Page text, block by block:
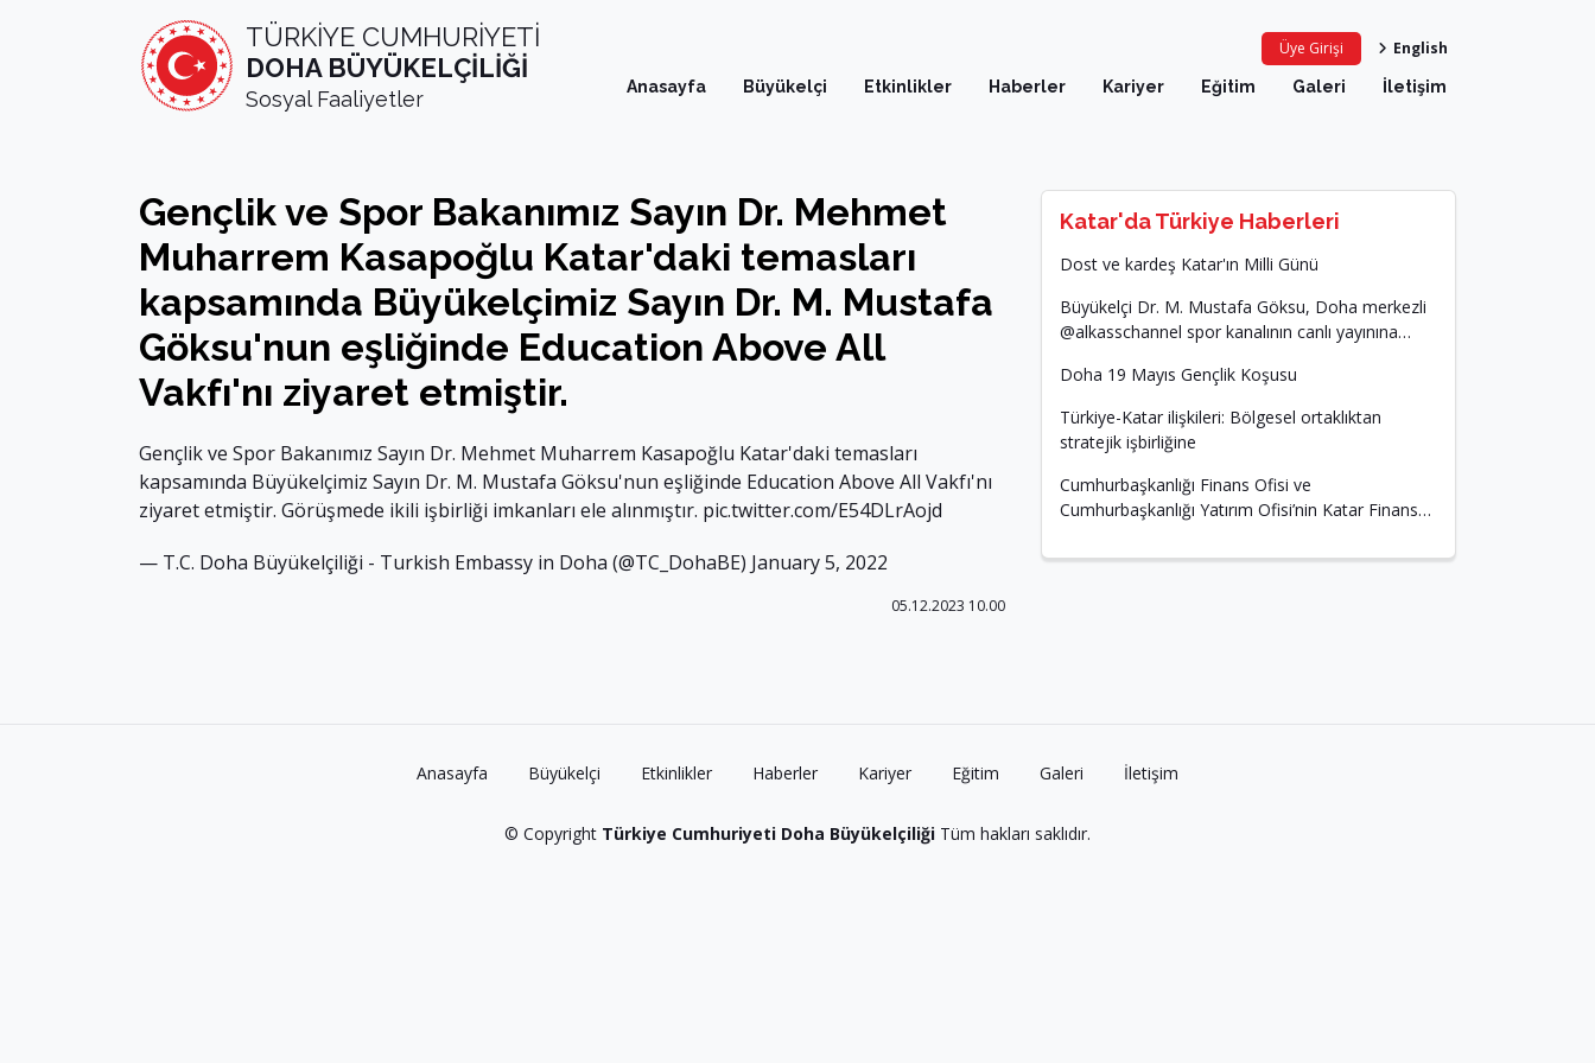
TÜRKİYE CUMHURİYETİ
DOHA BÜYÜKELÇİLİĞİ
Sosyal Faaliyetler Anasayfa Büyükelçi Etkinlikler Haberler Kariyer Eğitim Galeri İletişim
Üye Girişi English
Gençlik ve Spor Bakanımız Sayın Dr. Mehmet
Muharrem Kasapoğlu Katar'daki temasları
kapsamında Büyükelçimiz Sayın Dr. M. Mustafa
Göksu'nun eşliğinde Education Above All
Vakfı'nı ziyaret etmiştir.
Gençlik ve Spor Bakanımız Sayın Dr. Mehmet Muharrem Kasapoğlu Katar'daki temasları
kapsamında Büyükelçimiz Sayın Dr. M. Mustafa Göksu'nun eşliğinde Education Above All Vakfı'nı
ziyaret etmiştir. Görüşmede ikili işbirliği imkanları ele alınmıştır. pic.twitter.com/E54DLrAojd
— T.C. Doha Büyükelçiliği - Turkish Embassy in Doha (@TC_DohaBE) January 5, 2022
05.12.2023 10.00
Katar'da Türkiye Haberleri
Dost ve kardeş Katar'ın Milli Günü
Büyükelçi Dr. M. Mustafa Göksu, Doha merkezli
@alkasschannel spor kanalının canlı yayınına
Doha 19 Mayıs Gençlik Koşusu
Türkiye-Katar ilişkileri: Bölgesel ortaklıktan
stratejik işbirliğine
Cumhurbaşkanlığı Finans Ofisi ve
Cumhurbaşkanlığı Yatırım Ofisi’nin Katar Finans
Çalışma Bürosu, Büyükelçi Dr. M. Mustafa
Anasayfa Büyükelçi Etkinlikler Haberler Kariyer Eğitim Galeri İletişim
© Copyright Türkiye Cumhuriyeti Doha Büyükelçiliği Tüm hakları saklıdır.